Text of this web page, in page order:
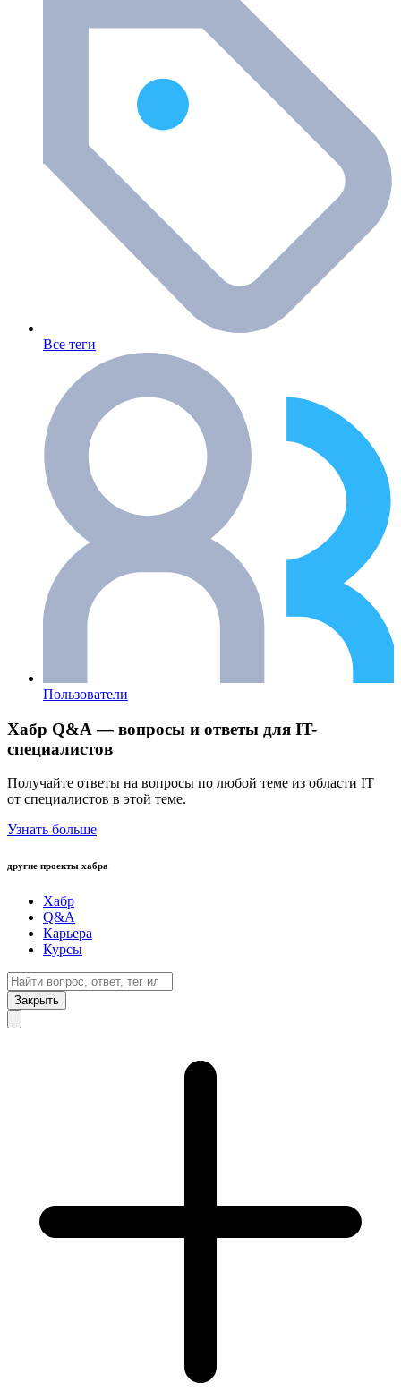
Все теги
Пользователи
Хабр Q&A — вопросы и ответы для IT-
специалистов
Получайте ответы на вопросы по любой теме из области IT
от специалистов в этой теме.
Узнать больше
другие проекты хабра
Хабр
Q&A
Карьера
Курсы
Закрыть